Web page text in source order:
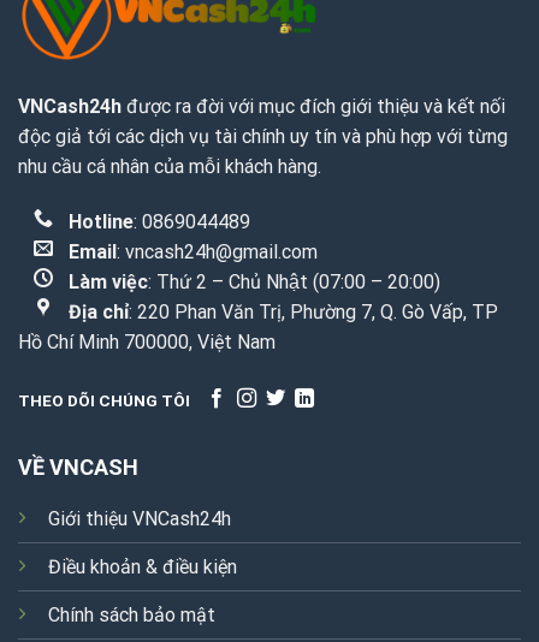
VNCash24h được ra đời với mục đích giới thiệu và kết nối
độc giả tới các dịch vụ tài chính uy tín và phù hợp với từng
nhu cầu cá nhân của mỗi khách hàng.
Hotline: 0869044489
Email : vncash24h@gmail.com
Làm việc: Thứ 2 – Chủ Nhật (07:00 – 20:00)
Địa chỉ: 220 Phan Văn Trị, Phường 7, Q. Gò Vấp, TP
Hồ Chí Minh 700000, Việt Nam
THEO DÕI CHÚNG TÔI
VỀ VNCASH
Giới thiệu VNCash24h
Điều khoản & điều kiện
Chính sách bảo mật